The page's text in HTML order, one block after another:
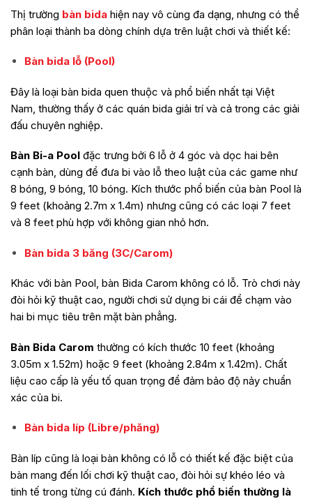
Thị trường bàn bida hiện nay vô cùng đa dạng, nhưng có thể
phân loại thành ba dòng chính dựa trên luật chơi và thiết kế:
Bàn bida lỗ (Pool)
Đây là loại bàn bida quen thuộc và phổ biến nhất tại Việt
Nam, thường thấy ở các quán bida giải trí và cả trong các giải
đấu chuyên nghiệp.
Bàn Bi-a Pool đặc trưng bởi 6 lỗ ở 4 góc và dọc hai bên
cạnh bàn, dùng để đưa bi vào lỗ theo luật của các game như
8 bóng, 9 bóng, 10 bóng. Kích thước phổ biến của bàn Pool là
9 feet (khoảng 2.7m x 1.4m) nhưng cũng có các loại 7 feet
và 8 feet phù hợp với không gian nhỏ hơn.
Bàn bida 3 băng (3C/Carom)
Khác với bàn Pool, bàn Bida Carom không có lỗ. Trò chơi này
đòi hỏi kỹ thuật cao, người chơi sử dụng bi cái để chạm vào
hai bi mục tiêu trên mặt bàn phẳng.
Bàn Bida Carom thường có kích thước 10 feet (khoảng
3.05m x 1.52m) hoặc 9 feet (khoảng 2.84m x 1.42m). Chất
liệu cao cấp là yếu tố quan trọng để đảm bảo độ nảy chuẩn
xác của bi.
Bàn bida líp (Libre/phăng)
Bàn líp cũng là loại bàn không có lỗ có thiết kế đặc biệt của
bàn mang đến lối chơi kỹ thuật cao, đòi hỏi sự khéo léo và
tinh tế trong từng cú đánh. Kích thước phổ biến thường là